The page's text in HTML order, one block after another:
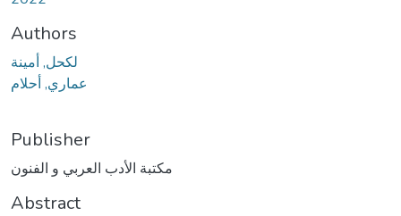
Authors
لكحل, أمينة
عماري, أحلام
Publisher
مكتبة الأدب العربي و الفنون
Abstract